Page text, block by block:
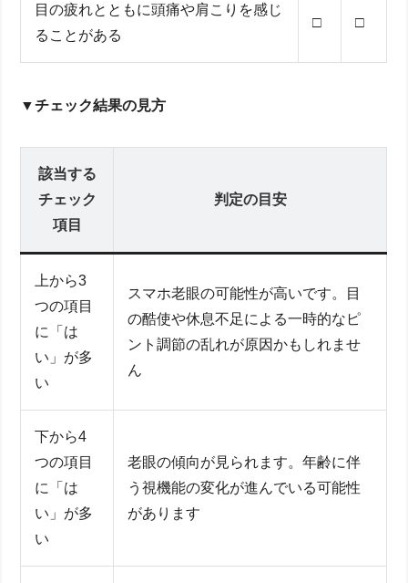
目の疲れとともに頭痛や肩こりを感じ
ることがある
□ □
▼チェック結果の見方
該当する
チェック
項目
判定の目安
上から3
つの項目
に「は
い」が多
い
スマホ老眼の可能性が高いです。目
の酷使や休息不足による一時的なピ
ント調節の乱れが原因かもしれませ
ん
下から4
つの項目
に「は
い」が多
い
老眼の傾向が見られます。年齢に伴
う視機能の変化が進んでいる可能性
があります